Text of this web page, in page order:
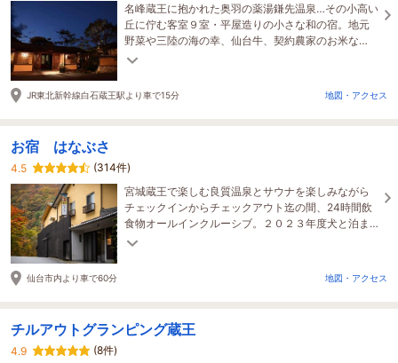
名峰蔵王に抱かれた奥羽の薬湯鎌先温泉…その小高い
丘に佇む客室９室・平屋造りの小さな和の宿。地元
野菜や三陸の海の幸、仙台牛、契約農家のお米な
ど、厳選した季節のお料理をお部屋食でどうぞ。
JR東北新幹線白石蔵王駅より車で15分 地図・アクセス
お宿 はなぶさ
4.5
(314件)
宮城蔵王で楽しむ良質温泉とサウナを楽しみながら
チェックインからチェックアウト迄の間、24時間飲
食物オールインクルーシブ。２０２３年度犬と泊ま
れるHANABUSA DOGlampingオープン。
仙台市内より車で60分 地図・アクセス
チルアウトグランピング蔵王
4.9
(8件)